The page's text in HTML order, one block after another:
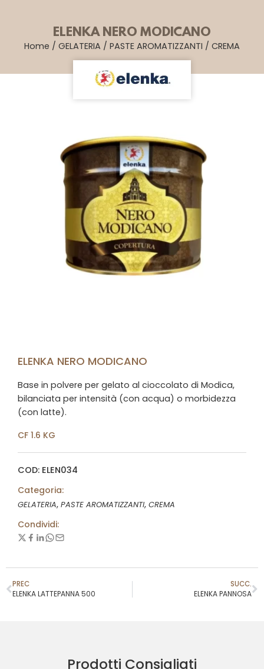
ELENKA NERO MODICANO
Home / GELATERIA / PASTE AROMATIZZANTI / CREMA
ELENKA NERO MODICANO
Base in polvere per gelato al cioccolato di Modica,
bilanciata per intensità (con acqua) o morbidezza
(con latte).
CF 1.6 KG
COD: ELEN034
Categoria:
GELATERIA, PASTE AROMATIZZANTI, CREMA
Condividi:
PREC
ELENKA LATTEPANNA 500
SUCC.
ELENKA PANNOSA
Prodotti Consigliati